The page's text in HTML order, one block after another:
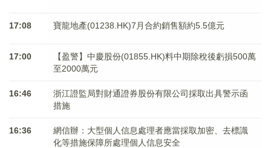
17:08 寶龍地產(01238.HK)7月合約銷售額約5.5億元
17:00
【盈警】中慶股份(01855.HK)料中期除稅後虧損500萬
至2000萬元
16:46
浙江證監局對財通證券股份有限公司採取出具警示函
措施
16:36
網信辦：大型個人信息處理者應當採取加密、去標識
化等措施保障所處理個人信息安全